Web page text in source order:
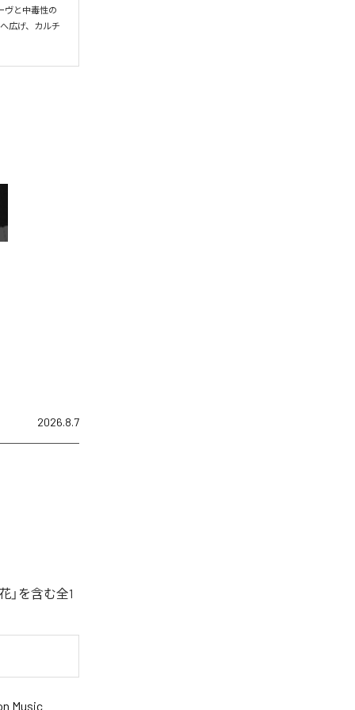
ヴと中毒性の
広げ、カルチ
2026.8.7
」を含む全1
Music